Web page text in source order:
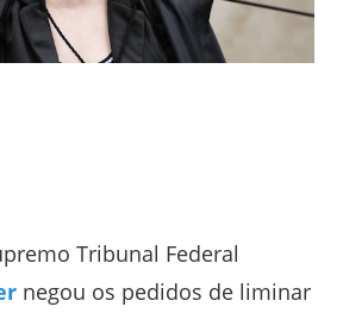
Tribunal Federal
negou os pedidos de liminar